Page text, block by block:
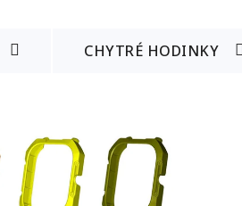
CHYTRÉ HODINKY